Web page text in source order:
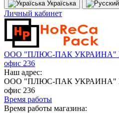
Україська
Личный кабинет
ООО "ПЛЮС-ПАК УКРАИНА"
офис 236
Наш адрес:
ООО "ПЛЮС-ПАК УКРАИНА"
офис 236
Время работы
Время работы магазина: